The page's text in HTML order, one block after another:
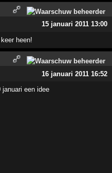
15 januari 2011 13:00
heen!
16 januari 2011 16:52
een idee